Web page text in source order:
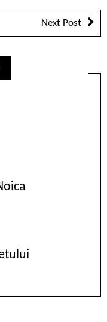
Next Post